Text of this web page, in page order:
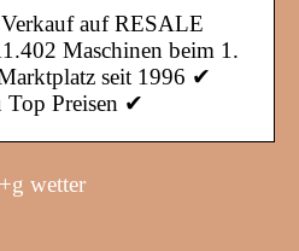
auf RESALE
Maschinen beim 1.
seit 1996 ✔
Top Preisen ✔
wetter